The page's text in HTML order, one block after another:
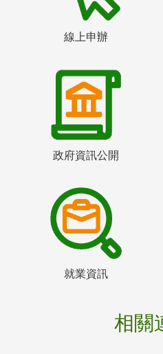
線上申辦
政府資訊公開
就業資訊
相關